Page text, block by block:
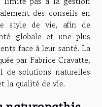
des conseils en
style de vie, afin de
globale et une plus
face à leur santé. La
par Fabrice Cravatte,
de solutions naturelles
la qualité de vie.